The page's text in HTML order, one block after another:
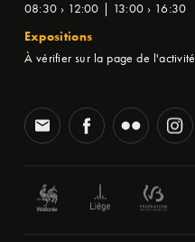
08:30 › 12:00 | 13:00 › 16:30
Expositions
À vérifier sur la page de l'activité